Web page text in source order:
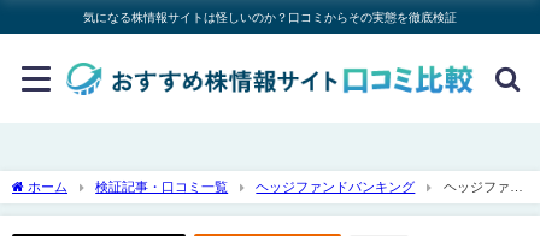
気になる株情報サイトは怪しいのか？口コミからその実態を徹底検証
ホーム 検証記事・口コミ一覧 ヘッジファンドバンキング
ヘッジファン
ドバンキングは怪しい？口コミから判明した真実とは